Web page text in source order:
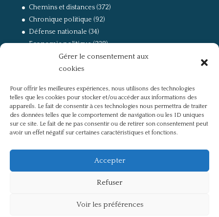
Gérer le consentement aux
cookies
Pour offrir les meilleures expériences, nous utilisons des technologies
telles que les cookies pour stocker et/ou accéder aux informations des
appareils. Le fait de consentir à ces technologies nous permettra de traiter
des données telles que le comportement de navigation ou les ID uniques
sur ce site. Le fait de ne pas consentir ou de retirer son consentement peut
avoir un effet négatif sur certaines caractéristiques et fonctions.
Accepter
Refuser
Voir les préférences
Chemins et distances(372)
Chronique politique (92)
Défense nationale (34)
Economie politique(238)
(168)
La guerre, la Résistance et la Déportation
Non classé(42)
Partis politiques, intelligentsia, médias(750)
Présentation(4)
Références(57)